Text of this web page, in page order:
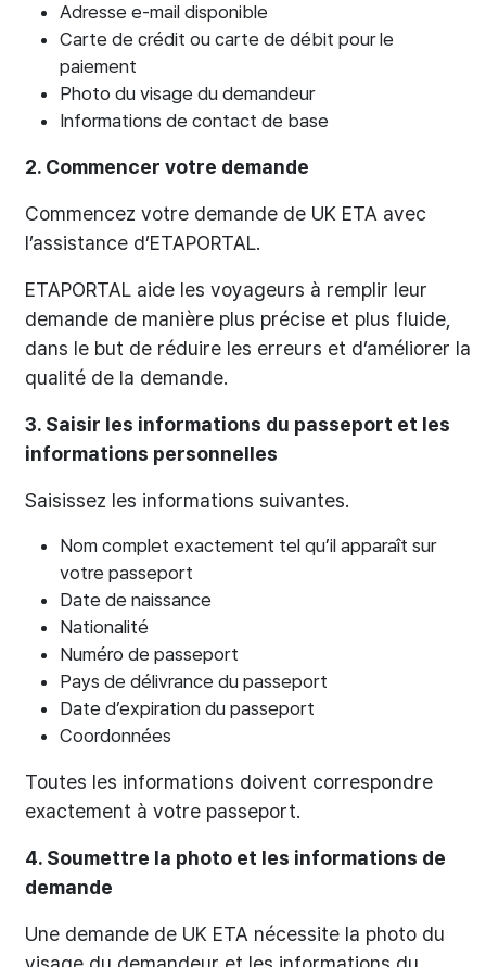
Adresse e-mail disponible
Carte de crédit ou carte de débit pour le
paiement
Photo du visage du demandeur
Informations de contact de base
2. Commencer votre demande
Commencez votre demande de UK ETA avec
l’assistance d’ETAPORTAL.
ETAPORTAL aide les voyageurs à remplir leur
demande de manière plus précise et plus fluide,
dans le but de réduire les erreurs et d’améliorer la
qualité de la demande.
3. Saisir les informations du passeport et les
informations personnelles
Saisissez les informations suivantes.
Nom complet exactement tel qu’il apparaît sur
votre passeport
Date de naissance
Nationalité
Numéro de passeport
Pays de délivrance du passeport
Date d’expiration du passeport
Coordonnées
Toutes les informations doivent correspondre
exactement à votre passeport.
4. Soumettre la photo et les informations de
demande
Une demande de UK ETA nécessite la photo du